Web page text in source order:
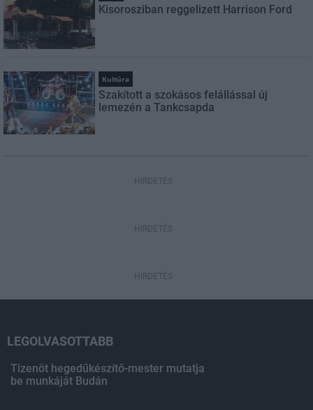
Kisorosziban reggelizett Harrison Ford
Kultúra
Szakított a szokásos felállással új
lemezén a Tankcsapda
HIRDETÉS
HIRDETÉS
HIRDETÉS
LEGOLVASOTTABB
Tizenöt hegedűkészítő-mester mutatja
be munkáját Budán